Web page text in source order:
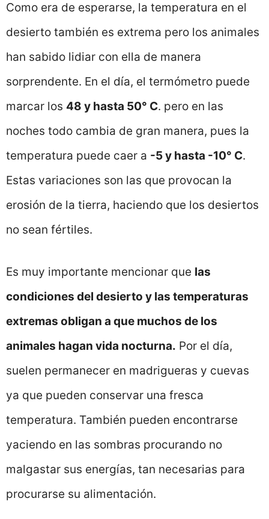
Como era de esperarse, la temperatura en el
desierto también es extrema pero los animales
han sabido lidiar con ella de manera
sorprendente. En el día, el termómetro puede
marcar los 48 y hasta 50° C. pero en las
noches todo cambia de gran manera, pues la
temperatura puede caer a -5 y hasta -10° C.
Estas variaciones son las que provocan la
erosión de la tierra, haciendo que los desiertos
no sean fértiles.
Es muy importante mencionar que las
condiciones del desierto y las temperaturas
extremas obligan a que muchos de los
animales hagan vida nocturna. Por el día,
suelen permanecer en madrigueras y cuevas
ya que pueden conservar una fresca
temperatura. También pueden encontrarse
yaciendo en las sombras procurando no
malgastar sus energías, tan necesarias para
procurarse su alimentación.